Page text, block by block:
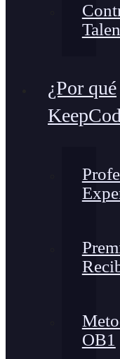
¿Por qué
OB1